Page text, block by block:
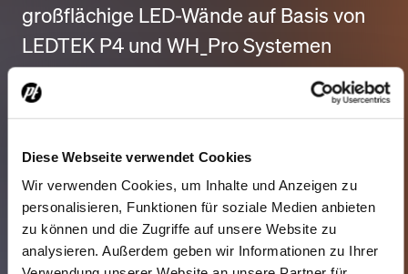
Diese Webseite verwendet Cookies
Wir verwenden Cookies, um Inhalte und Anzeigen zu
personalisieren, Funktionen für soziale Medien anbieten
zu können und die Zugriffe auf unsere Website zu
analysieren. Außerdem geben wir Informationen zu Ihrer
großflächige LED-Wände auf Basis von
LEDTEK P4 und WH_Pro Systemen
sowie Lichttechnik verschiedener
Hersteller wie ROBE, Martin Professional
Zusätzlich übernahmPROTONESdie
technische Betreuung und tontechnische
Ausstattung sowohl des Beachclubs als